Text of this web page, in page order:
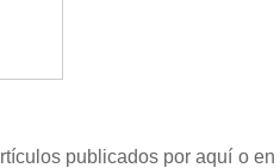
publicados por aquí o en